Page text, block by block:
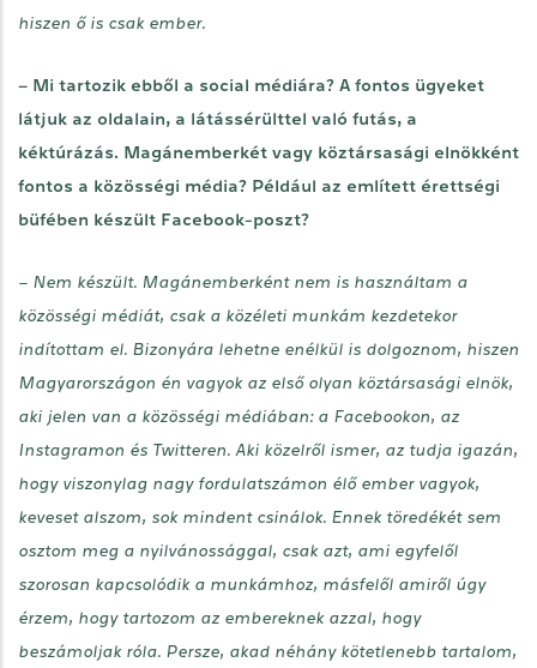
hiszen ő is csak ember.
– Mi tartozik ebből a social médiára? A fontos ügyeket
látjuk az oldalain, a látássérülttel való futás, a
kéktúrázás. Magánemberkét vagy köztársasági elnökként
fontos a közösségi média? Például az említett érettségi
büfében készült Facebook-poszt?
– Nem készült. Magánemberként nem is használtam a
közösségi médiát, csak a közéleti munkám kezdetekor
indítottam el. Bizonyára lehetne enélkül is dolgoznom, hiszen
Magyarországon én vagyok az első olyan köztársasági elnök,
aki jelen van a közösségi médiában: a Facebookon, az
Instagramon és Twitteren. Aki közelről ismer, az tudja igazán,
hogy viszonylag nagy fordulatszámon élő ember vagyok,
keveset alszom, sok mindent csinálok. Ennek töredékét sem
osztom meg a nyilvánossággal, csak azt, ami egyfelől
szorosan kapcsolódik a munkámhoz, másfelől amiről úgy
érzem, hogy tartozom az embereknek azzal, hogy
beszámoljak róla. Persze, akad néhány kötetlenebb tartalom,